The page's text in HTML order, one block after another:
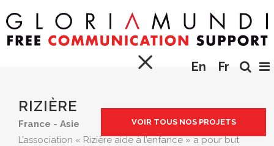
En Fr
VOIR TOUS NOS PROJETS
RIZIÈRE
France - Asie
L’association « Rizière aide à l’enfance » a pour but